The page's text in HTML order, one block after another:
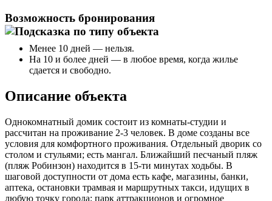
Возможность бронирования
Менее 10 дней — нельзя.
На 10 и более дней — в любое время, когда жилье
сдается и свободно.
Описание объекта
Однокомнатный домик состоит из комнаты-студии и
рассчитан на проживание 2-3 человек. В доме созданы все
условия для комфортного проживания. Отдельный дворик со
столом и стульями; есть мангал. Ближайший песчаный пляж
(пляж Робинзон) находится в 15-ти минутах ходьбы. В
шаговой доступности от дома есть кафе, магазины, банки,
аптека, остановки трамвая и маршрутных такси, идущих в
любую точку города; парк аттракционов и огромное